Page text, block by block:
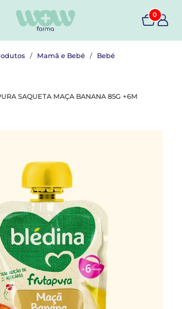
0
Mamã e Bebé Bebé
SAQUETA MAÇA BANANA 85G +6M